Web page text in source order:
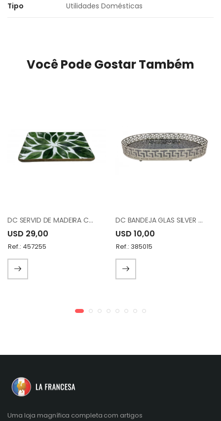
Tipo Utilidades Domésticas
Você Pode Gostar Também
DC SERVID DE MADEIRA COM ESMALT 1148-22A
USD 29,00
Ref.: 457255
DC BANDEJA GLAS SILVER METAL FH190384S
USD 10,00
Ref.: 385015
Uma loja magnífica completa com artigos